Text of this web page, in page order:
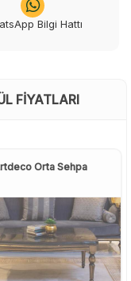
Bilgi Hattı
FIYATLARI
Orta Sehpa